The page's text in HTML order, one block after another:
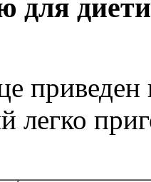
легко